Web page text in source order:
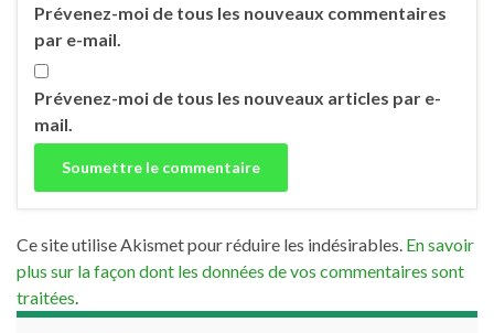
Prévenez-moi de tous les nouveaux commentaires
par e-mail.
Prévenez-moi de tous les nouveaux articles par e-
mail.
Ce site utilise Akismet pour réduire les indésirables. En savoir
plus sur la façon dont les données de vos commentaires sont
traitées